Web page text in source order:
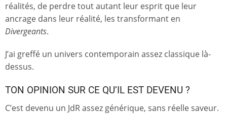
réalités, de perdre tout autant leur esprit que leur
ancrage dans leur réalité, les transformant en
Divergeants.
J’ai greffé un univers contemporain assez classique là-
dessus.
TON OPINION SUR CE QU’IL EST DEVENU ?
C’est devenu un JdR assez générique, sans réelle saveur.